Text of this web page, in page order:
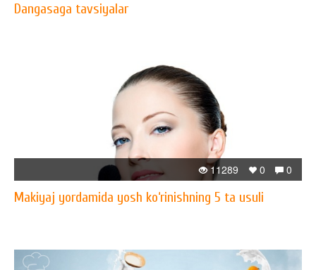
Dangasaga tavsiyalar
0
0
11289
Makiyaj yordamida yosh ko‘rinishning 5 ta usuli